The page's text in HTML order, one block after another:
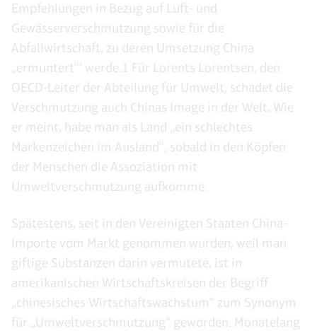
Empfehlungen in Bezug auf Luft- und
Gewässerverschmutzung sowie für die
Abfallwirtschaft, zu deren Umsetzung China
„ermuntert“’ werde.1 Für Lorents Lorentsen, den
OECD-Leiter der Abteilung für Umwelt, schadet die
Verschmutzung auch Chinas Image in der Welt. Wie
er meint, habe man als Land „ein schlechtes
Markenzeichen im Ausland“, sobald in den Köpfen
der Menschen die Assoziation mit
Umweltverschmutzung aufkomme.
Spätestens, seit in den Vereinigten Staaten China-
Importe vom Markt genommen wurden, weil man
giftige Substanzen darin vermutete, ist in
amerikanischen Wirtschaftskreisen der Begriff
„chinesisches Wirtschaftswachstum“ zum Synonym
für „Umweltverschmutzung“ geworden. Monatelang